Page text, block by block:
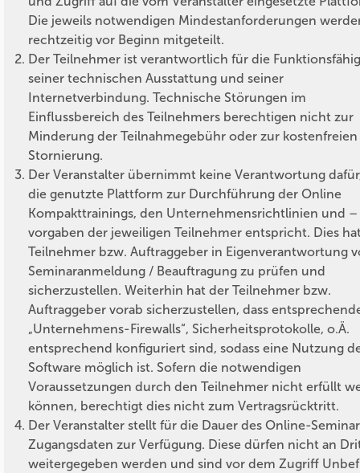
Die jeweils notwendigen Mindestanforderungen
rechtzeitig vor Beginn mitgeteilt.
Der Teilnehmer ist verantwortlich für die
seiner technischen Ausstattung und seiner
Internetverbindung. Technische Störungen im
Einflussbereich des Teilnehmers berechtigen nicht zur
Minderung der Teilnahmegebühr oder zur kostenfreien
Stornierung.
Der Veranstalter übernimmt keine Verantwortung
die genutzte Plattform zur Durchführung der Online
Kompakttrainings, den Unternehmensrichtlinien und –
vorgaben der jeweiligen Teilnehmer entspricht. Dies
Teilnehmer bzw. Auftraggeber in Eigenverantwortung
Seminaranmeldung / Beauftragung zu prüfen und
sicherzustellen. Weiterhin hat der Teilnehmer bzw.
Auftraggeber vorab sicherzustellen, dass
„Unternehmens-Firewalls“, Sicherheitsprotokolle, o.Ä.
entsprechend konfiguriert sind, sodass eine Nutzung
Software möglich ist. Sofern die notwendigen
Voraussetzungen durch den Teilnehmer nicht erfüllt
können, berechtigt dies nicht zum Vertragsrücktritt.
Der Veranstalter stellt für die Dauer des Online-
Zugangsdaten zur Verfügung. Diese dürfen nicht an
weitergegeben werden und sind vor dem Zugriff